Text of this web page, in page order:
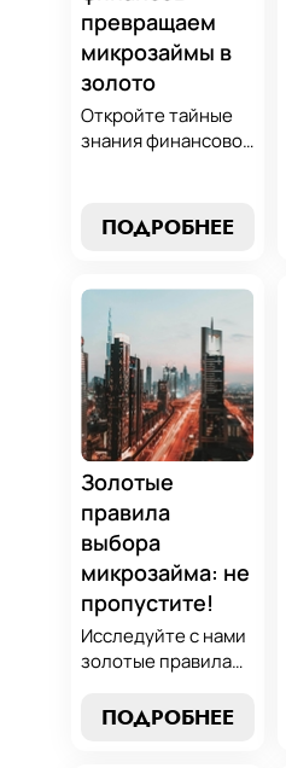
превращаем
микрозаймы в
золото
Откройте тайные
знания финансовой
превращать
обязательства по
золотые
возможности.
Погрузитесь в мир
умного управления
долгами с нашим
практическим
руководством.
ПОДРОБНЕЕ
Золотые
правила
выбора
микрозайма: не
пропустите!
Исследуйте с нами
золотые правила
и узнайте, как
ПОДРОБНЕЕ